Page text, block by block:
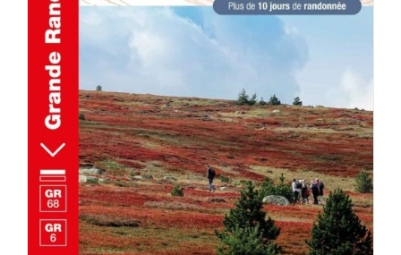
AJOUTER AU PANIER / DÉTAILS